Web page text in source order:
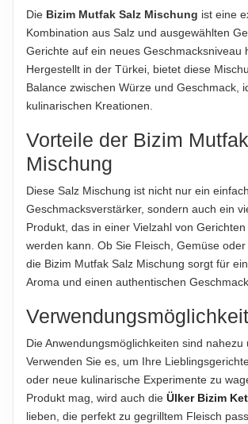
Eiweiß
Salz
Hinweis zur Haftung: Für die vorstehenden Angaben wird
übernommen. Bitte prüfen Sie die Angaben auf der
HERKUNFTSLAND
Türkei
ABTROPFGEWICHT
500g
500g
Bizim Mutfak A.Ş.
IMPORTEUR
Bizim Mutfak GmbH
Produktverpackung; nur diese sind verbindlich.
Die Bizim Mutfak Salz Mischung ist eine
Kombination aus Salz und ausgewählten
Gerichte auf ein neues Geschmacksniveau
Hergestellt in der Türkei, bietet diese
Balance zwischen Würze und Geschmack,
kulinarischen Kreationen.
Vorteile der Bizim
Mischung
Diese Salz Mischung ist nicht nur ein
Geschmacksverstärker, sondern auch ein
Produkt, das in einer Vielzahl von
werden kann. Ob Sie Fleisch, Gemüse
die Bizim Mutfak Salz Mischung sorgt für
Aroma und einen authentischen
Die Anwendungsmöglichkeiten sind nahezu
Verwenden Sie es, um Ihre
oder neue kulinarische Experimente zu
Produkt mag, wird auch die Ülker Bizim
lieben, die perfekt zu gegrilltem Fleisch